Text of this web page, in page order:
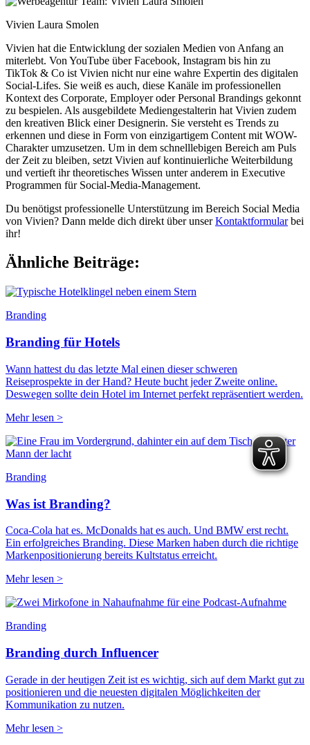
Vivien Laura Smolen
Vivien hat die Entwicklung der sozialen Medien von Anfang an
miterlebt. Von YouTube über Facebook, Instagram bis hin zu
TikTok & Co ist Vivien nicht nur eine wahre Expertin des digitalen
Social-Lifes. Sie weiß es auch, diese Kanäle im professionellen
Kontext des Corporate, Employer oder Personal Brandings gekonnt
zu bespielen. Als ausgebildete Mediengestalterin hat Vivien zudem
den kreativen Blick einer Designerin. Sie versteht es Trends zu
erkennen und diese in Form von einzigartigem Content mit WOW-
Charakter umzusetzen. Um in dem schnelllebigen Bereich am Puls
der Zeit zu bleiben, setzt Vivien auf kontinuierliche Weiterbildung
und vertieft ihr theoretisches Wissen unter anderem in Executive
Programmen für Social-Media-Management.
Du benötigst professionelle Unterstützung im Bereich Social Media
von Vivien? Dann melde dich direkt über unserKontaktformularbei
ihr!
Ähnliche Beiträge:
Branding
Branding für Hotels
Wann hattest du das letzte Mal einen dieser schweren
Reiseprospekte in der Hand? Heute bucht jeder Zweite online.
Deswegen sollte dein Hotel im Internet perfekt repräsentiert werden.
Mehr lesen >
Branding
Was ist Branding?
Coca-Cola hat es. McDonalds hat es auch. Und BMW erst recht.
Ein erfolgreiches Branding. Diese Marken haben durch die richtige
Markenpositionierung bereits Kultstatus erreicht.
Mehr lesen >
Branding
Branding durch Influencer
Gerade in der heutigen Zeit ist es wichtig, sich auf dem Markt gut zu
positionieren und die neuesten digitalen Möglichkeiten der
Kommunikation zu nutzen.
Mehr lesen >